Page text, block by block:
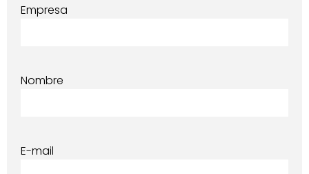
Empresa
Nombre
E-mail